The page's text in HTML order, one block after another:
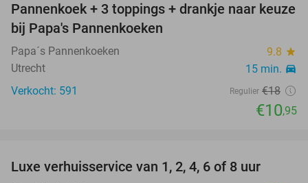
39%
Pannenkoek + 3 toppings + drankje naar keuze
bij Papa's Pannenkoeken
Papa´s Pannenkoeken 9.8 star
Utrecht 15 min. directions_car
Verkocht: 591 Regulier €18
€10,95
Luxe verhuisservice van 1, 2, 4, 6 of 8 uur